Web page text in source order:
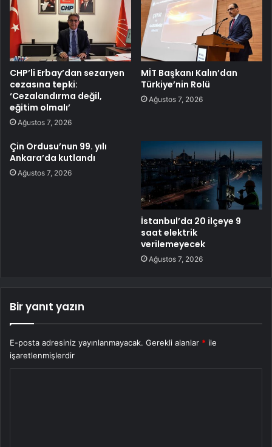
CHP’li Erbay’dan sezaryen
cezasına tepki:
‘Cezalandırma değil,
eğitim olmalı’
Ağustos 7, 2026
MİT Başkanı Kalın’dan
Türkiye’nin Rolü
Ağustos 7, 2026
Çin Ordusu’nun 99. yılı
Ankara’da kutlandı
Ağustos 7, 2026
İstanbul’da 20 ilçeye 9
saat elektrik
verilemeyecek
Ağustos 7, 2026
Bir yanıt yazın
E-posta adresiniz yayınlanmayacak. Gerekli alanlar * ile
işaretlenmişlerdir